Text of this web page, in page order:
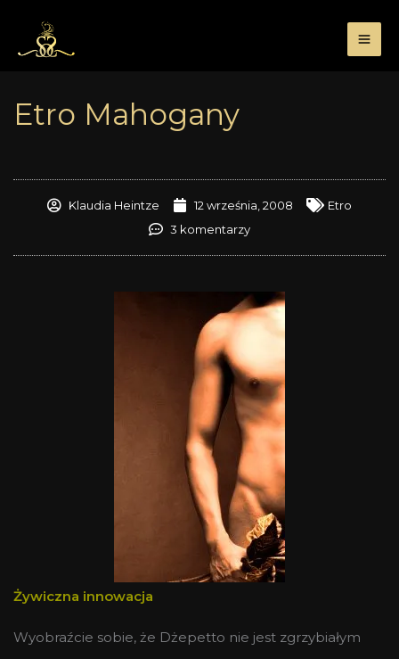
treści
Etro Mahogany
Klaudia Heintze 12 września, 2008
Etro
3 komentarzy
Żywiczna innowacja
Wyobraźcie sobie, że Dżepetto nie jest zgrzybiałym